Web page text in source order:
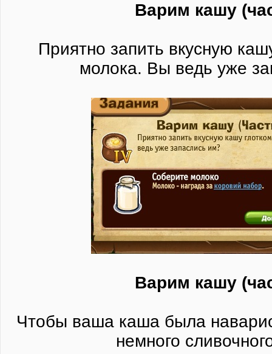
Варим кашу
Приятно запить вкусную
молока. Вы ведь уже
Варим кашу
Чтобы ваша каша была
немного